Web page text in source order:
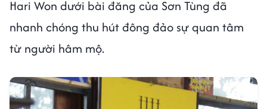
Hari Won dưới bài đăng của Sơn Tùng đã
nhanh chóng thu hút đông đảo sự quan tâm
từ người hâm mộ.